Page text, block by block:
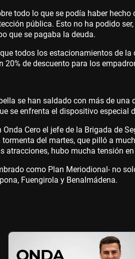
todo lo que se podía haber
pública. Esto no ha podido
que se pagaba la deuda.
todos los estacionamientos de
20% de descuento para los
se han saldado con más de una
se enfrenta el dispositivo especial
Cero el jefe de la Brigada de
del martes, que pilló a
atracciones, hubo mucha tensión
como Plan Meriodional- no
Fuengirola y Benalmádena.